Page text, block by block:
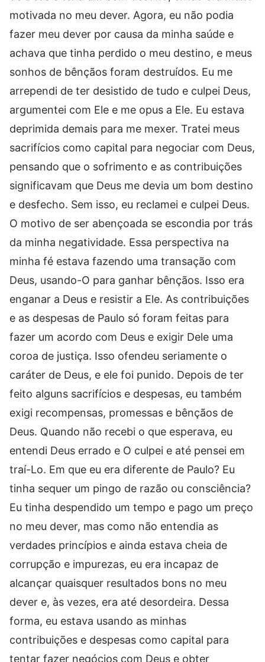
motivada no meu dever. Agora, eu não podia
fazer meu dever por causa da minha saúde e
achava que tinha perdido o meu destino, e meus
sonhos de bênçãos foram destruídos. Eu me
arrependi de ter desistido de tudo e culpei Deus,
argumentei com Ele e me opus a Ele. Eu estava
deprimida demais para me mexer. Tratei meus
sacrifícios como capital para negociar com Deus,
pensando que o sofrimento e as contribuições
significavam que Deus me devia um bom destino
e desfecho. Sem isso, eu reclamei e culpei Deus.
O motivo de ser abençoada se escondia por trás
da minha negatividade. Essa perspectiva na
minha fé estava fazendo uma transação com
Deus, usando-O para ganhar bênçãos. Isso era
enganar a Deus e resistir a Ele. As contribuições
e as despesas de Paulo só foram feitas para
fazer um acordo com Deus e exigir Dele uma
coroa de justiça. Isso ofendeu seriamente o
caráter de Deus, e ele foi punido. Depois de ter
feito alguns sacrifícios e despesas, eu também
exigi recompensas, promessas e bênçãos de
Deus. Quando não recebi o que esperava, eu
entendi Deus errado e O culpei e até pensei em
traí-Lo. Em que eu era diferente de Paulo? Eu
tinha sequer um pingo de razão ou consciência?
Eu tinha despendido um tempo e pago um preço
no meu dever, mas como não entendia as
verdades princípios e ainda estava cheia de
corrupção e impurezas, eu era incapaz de
alcançar quaisquer resultados bons no meu
dever e, às vezes, era até desordeira. Dessa
forma, eu estava usando as minhas
contribuições e despesas como capital para
tentar fazer negócios com Deus e obter